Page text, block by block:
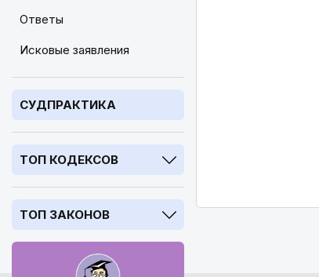
Ответы
Исковые заявления
СУДПРАКТИКА
ТОП КОДЕКСОВ
ТОП ЗАКОНОВ